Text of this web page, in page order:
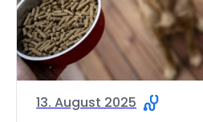
13. August 2025